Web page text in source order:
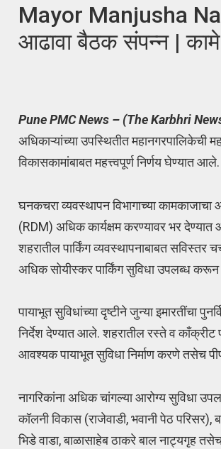
Mayor Manjusha
आढावा बैठक संपन्न |
Pune PMC News – (The Karbhri
अधिकाऱ्यांच्या उपस्थितीत महानगरपालिकेची
विकासकामांबाबत महत्त्वपूर्ण निर्णय
घनकचरा व्यवस्थापन विभागाच्या
(RDM) अधिक कार्यक्षम करण्यावर भर
शहरातील पार्किंग व्यवस्थापनाबाबत सविस्तर
अधिक सोयीस्कर पार्किंग सुविधा उपलब्ध
पायाभूत सुविधांच्या दृष्टीने जुन्या इमारतींचा
निर्देश देण्यात आले. शहरातील रस्ते व
आवश्यक पायाभूत सुविधा निर्माण करणे तसेच
नागरिकांना अधिक चांगल्या आरोग्य सुविधा
कॉलनी विकास (राजेवाडी, भवानी पेठ
भिडे वाडा, बाळासाहेब ठाकरे बाल नाट्यगृह